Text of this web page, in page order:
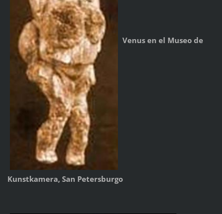
Venus en el Museo de
Kunstkamera, San Petersburgo